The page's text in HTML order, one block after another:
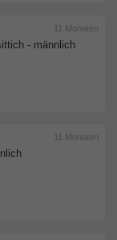
- männlich
11 Monaten
11 Monaten